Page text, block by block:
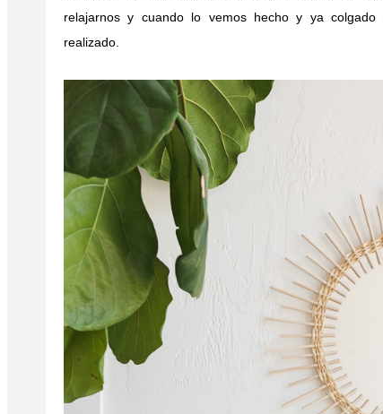
relajarnos y cuando lo vemos hecho y ya colgado
realizado.